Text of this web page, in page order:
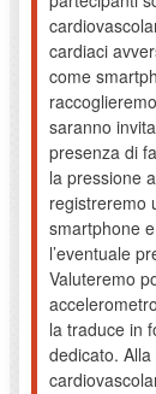
cardiaci
come
saranno
presenza di
la pressione
registreremo
smartphone
l’eventuale
Valuteremo
la traduce in
dedicato.